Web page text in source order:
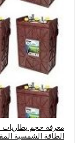
معرفة حجم بطاريات
الطاقة الشمسية